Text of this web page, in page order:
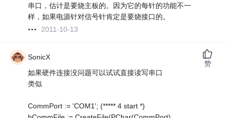
串口，估计是要烧主板的。因为它的每针的功能不一
样，如果电源针对信号针肯定是要烧接口的。
2011-10-13
SonicX
如果硬件连接没问题可以试试直接读写串口
类似
CommPort := 'COM1'; (***** 4 start *)
赞